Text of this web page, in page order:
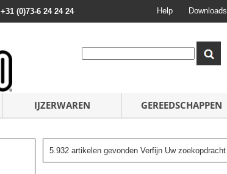
+31 (0)73-6 24 24 24 Help Downloads
IJZERWAREN GEREEDSCHAPPEN
5.932 artikelen gevonden Verfijn Uw zoekopdracht